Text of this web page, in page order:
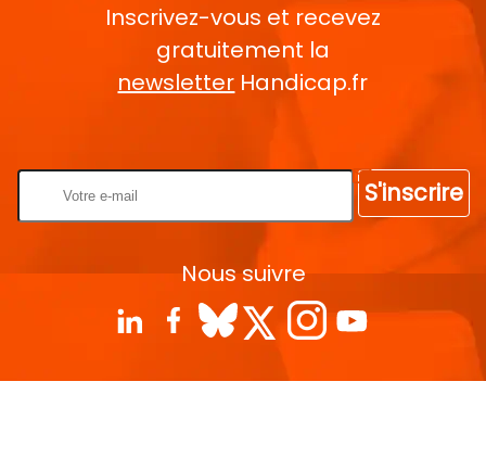
Inscrivez-vous et recevez
gratuitement la
newsletter Handicap.fr
S'inscrire
Nous suivre